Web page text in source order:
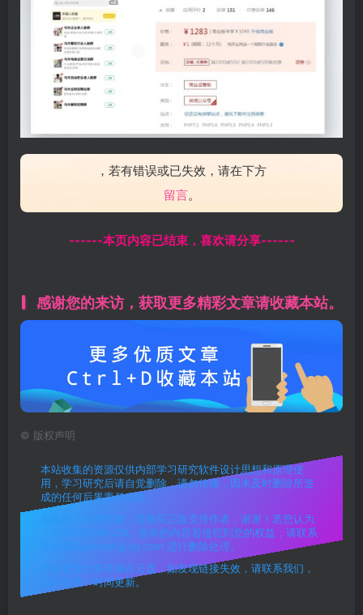
，若有错误或已失效，请在下方
留言。
------本页内容已结束，喜欢请分享------
感谢您的来访，获取更多精彩文章请收藏本站。
© 版权声明
本站收集的资源仅供内部学习研究软件设计思想和原理使
用，学习研究后请自觉删除，请勿传播，因未及时删除所造
成的任何后果责任自负。
如果用于其他用途，请购买正版支持作者，谢谢！若您认为
「WWW.XZMA.CN」发布的内容若侵犯到您的权益，请联系
站长邮箱:ansnet@qq.com 进行删除处理。
本站资源大多存储在云盘，如发现链接失效，请联系我们，
我们会第一时间更新。